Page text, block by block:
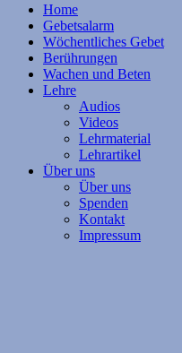
Home
Gebetsalarm
Wöchentliches Gebet
Berührungen
Wachen und Beten
Lehre
Audios
Videos
Lehrmaterial
Lehrartikel
Über uns
Über uns
Spenden
Kontakt
Impressum